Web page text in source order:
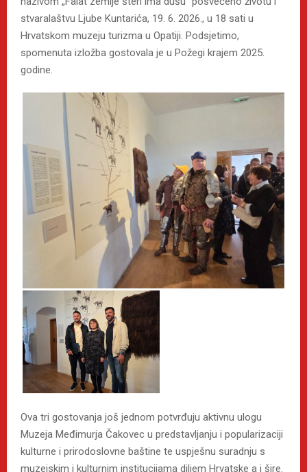
stvaralaštvu Ljube Kuntarića, 19. 6. 2026., u 18 sati u
Hrvatskom muzeju turizma u Opatiji. Podsjetimo,
spomenuta izložba gostovala je u Požegi krajem 2025.
godine.
Ova tri gostovanja još jednom potvrđuju aktivnu ulogu
Muzeja Međimurja Čakovec u predstavljanju i popularizaciji
kulturne i prirodoslovne baštine te uspješnu suradnju s
muzejskim i kulturnim institucijama diljem Hrvatske a i šire.